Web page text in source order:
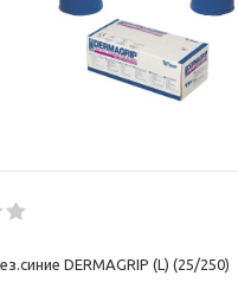
DERMAGRIP (L) (25/250)